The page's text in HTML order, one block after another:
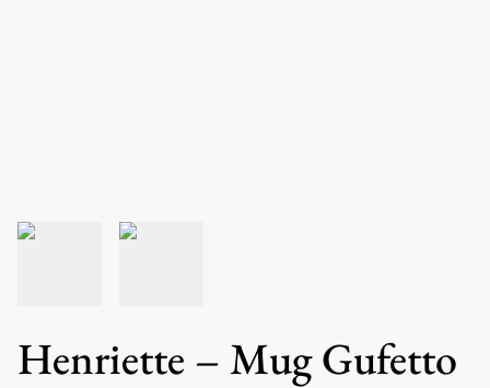
Henriette – Mug Gufetto